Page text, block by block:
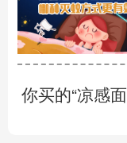
你买的“凉感